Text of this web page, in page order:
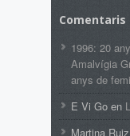
Comentaris
1996: 20
Amalvígia
anys de
E Vi Go en
Martina